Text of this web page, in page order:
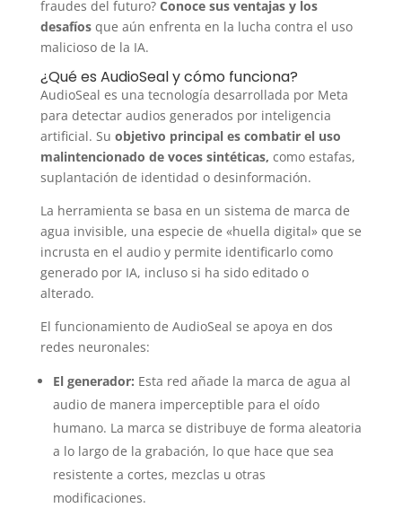
fraudes del futuro? Conoce sus ventajas y los
desafíos que aún enfrenta en la lucha contra el uso
malicioso de la IA.
¿Qué es AudioSeal y cómo funciona?
AudioSeal es una tecnología desarrollada por Meta
para detectar audios generados por inteligencia
artificial. Su objetivo principal es combatir el uso
malintencionado de voces sintéticas, como estafas,
suplantación de identidad o desinformación.
La herramienta se basa en un sistema de marca de
agua invisible, una especie de «huella digital» que se
incrusta en el audio y permite identificarlo como
generado por IA, incluso si ha sido editado o
alterado.
El funcionamiento de AudioSeal se apoya en dos
redes neuronales:
El generador: Esta red añade la marca de agua al
audio de manera imperceptible para el oído
humano. La marca se distribuye de forma aleatoria
a lo largo de la grabación, lo que hace que sea
resistente a cortes, mezclas u otras
modificaciones.